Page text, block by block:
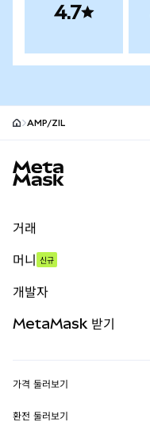
4.7
AMP/ZIL
거래
무기한 선물
실물자산
머니 신규
개발자
MetaMask Connect
MetaMask 받기
가격 둘러보기
이더리움 가격
환전 둘러보기